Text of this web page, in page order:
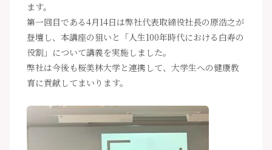
ます。
第一回目である4月14日は弊社代表取締役社長の原浩之が
登壇し、本講座の狙いと「人生100年時代における白寿の
役割」について講義を実施しました。
弊社は今後も桜美林大学と連携して、大学生への健康教
育に貢献してまいります。